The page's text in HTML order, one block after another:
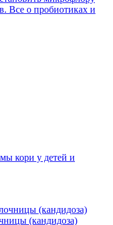
Все о пробиотиках и
кори у детей и
(кандидоза)